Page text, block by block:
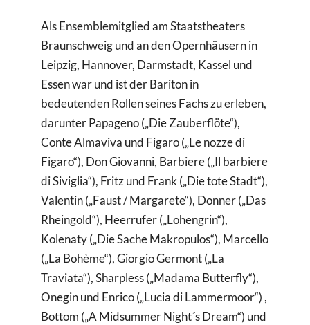
Als Ensemblemitglied am Staatstheaters
Braunschweig und an den Opernhäusern in
Leipzig, Hannover, Darmstadt, Kassel und
Essen war und ist der Bariton in
bedeutenden Rollen seines Fachs zu erleben,
darunter Papageno („Die Zauberflöte“),
Conte Almaviva und Figaro („Le nozze di
Figaro“), Don Giovanni, Barbiere („Il barbiere
di Siviglia“), Fritz und Frank („Die tote Stadt“),
Valentin („Faust / Margarete“), Donner („Das
Rheingold“), Heerrufer („Lohengrin“),
Kolenaty („Die Sache Makropulos“), Marcello
(„La Bohème“), Giorgio Germont („La
Traviata“), Sharpless („Madama Butterfly“),
Onegin und Enrico („Lucia di Lammermoor“) ,
Bottom („A Midsummer Night´s Dream“) und